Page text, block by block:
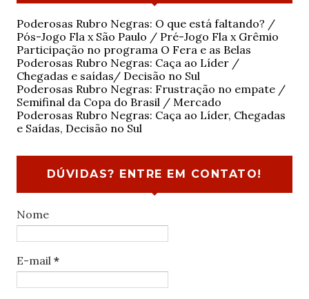
Poderosas Rubro Negras: O que está faltando? /
Pós-Jogo Fla x São Paulo / Pré-Jogo Fla x Grêmio
Participação no programa O Fera e as Belas
Poderosas Rubro Negras: Caça ao Líder /
Chegadas e saídas/ Decisão no Sul
Poderosas Rubro Negras: Frustração no empate /
Semifinal da Copa do Brasil / Mercado
Poderosas Rubro Negras: Caça ao Líder, Chegadas
e Saídas, Decisão no Sul
DÚVIDAS? ENTRE EM CONTATO!
Nome
E-mail *